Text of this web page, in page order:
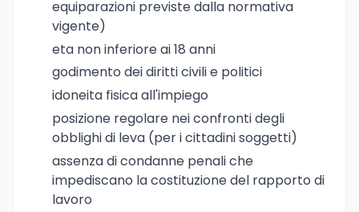
equiparazioni previste dalla normativa
vigente)
eta non inferiore ai 18 anni
godimento dei diritti civili e politici
idoneita fisica all'impiego
posizione regolare nei confronti degli
obblighi di leva (per i cittadini soggetti)
assenza di condanne penali che
impediscano la costituzione del rapporto di
lavoro